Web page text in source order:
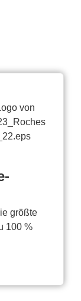
größte
100 %